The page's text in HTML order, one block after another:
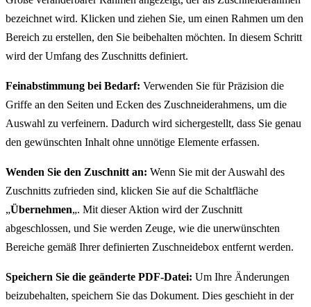
bezeichnet wird. Klicken und ziehen Sie, um einen Rahmen um den
Bereich zu erstellen, den Sie beibehalten möchten. In diesem Schritt
wird der Umfang des Zuschnitts definiert.
Feinabstimmung bei Bedarf: Verwenden Sie für Präzision die
Griffe an den Seiten und Ecken des Zuschneiderahmens, um die
Auswahl zu verfeinern. Dadurch wird sichergestellt, dass Sie genau
den gewünschten Inhalt ohne unnötige Elemente erfassen.
Wenden Sie den Zuschnitt an: Wenn Sie mit der Auswahl des
Zuschnitts zufrieden sind, klicken Sie auf die Schaltfläche
„Übernehmen„. Mit dieser Aktion wird der Zuschnitt
abgeschlossen, und Sie werden Zeuge, wie die unerwünschten
Bereiche gemäß Ihrer definierten Zuschneidebox entfernt werden.
Speichern Sie die geänderte PDF-Datei: Um Ihre Änderungen
beizubehalten, speichern Sie das Dokument. Dies geschieht in der